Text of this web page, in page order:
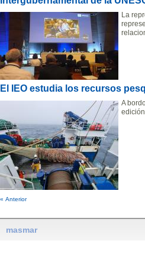
La
El IEO estudia los recursos
A
« Anterior
masmar